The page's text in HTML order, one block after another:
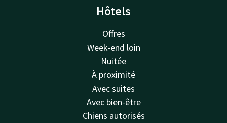
Hôtels
Offres
Week-end loin
Nuitée
À proximité
Avec suites
Avec bien-être
Chiens autorisés